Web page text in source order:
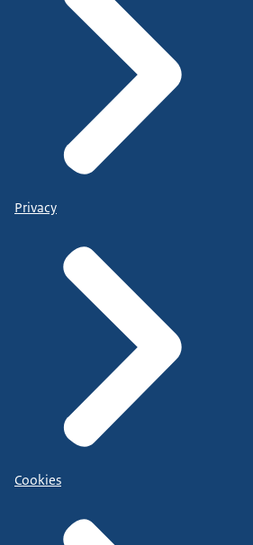
Privacy
Cookies